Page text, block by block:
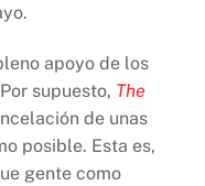
apoyo de los
supuesto, The
de unas
posible. Esta es,
gente como